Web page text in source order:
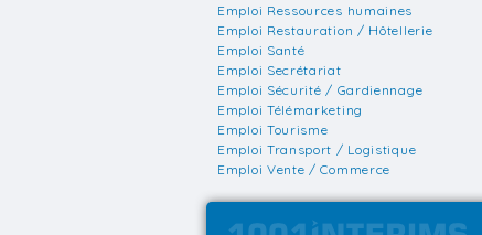
Emploi Ressources humaines
Emploi Restauration / Hôtellerie
Emploi Santé
Emploi Secrétariat
Emploi Sécurité / Gardiennage
Emploi Télémarketing
Emploi Tourisme
Emploi Transport / Logistique
Emploi Vente / Commerce